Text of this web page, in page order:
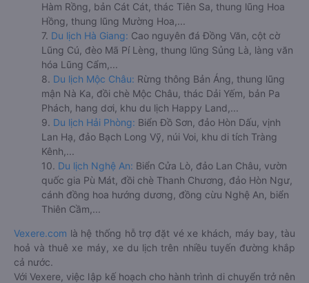
Hàm Rồng, bản Cát Cát, thác Tiên Sa, thung lũng Hoa
Hồng, thung lũng Mường Hoa,...
7. Du lịch Hà Giang: Cao nguyên đá Đồng Văn, cột cờ
Lũng Cú, đèo Mã Pí Lèng, thung lũng Sủng Là, làng văn
hóa Lũng Cẩm,...
8. Du lịch Mộc Châu: Rừng thông Bản Áng, thung lũng
mận Nà Ka, đồi chè Mộc Châu, thác Dải Yếm, bản Pa
Phách, hang dơi, khu du lịch Happy Land,...
9. Du lịch Hải Phòng: Biển Đồ Sơn, đảo Hòn Dấu, vịnh
Lan Hạ, đảo Bạch Long Vỹ, núi Voi, khu di tích Tràng
Kênh,...
10. Du lịch Nghệ An: Biển Cửa Lò, đảo Lan Châu, vườn
quốc gia Pù Mát, đồi chè Thanh Chương, đảo Hòn Ngư,
cánh đồng hoa hướng dương, đồng cừu Nghệ An, biển
Thiên Cầm,...
Vexere.com là hệ thống hỗ trợ đặt vé xe khách, máy bay, tàu
hoả và thuê xe máy, xe du lịch trên nhiều tuyến đường khắp
cả nước.
Với Vexere, việc lập kế hoạch cho hành trình di chuyển trở nên